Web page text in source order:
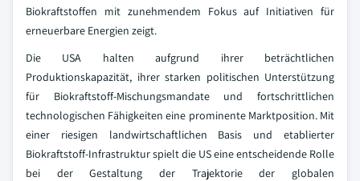
Biokraftstoffen mit zunehmendem Fokus auf Initiativen für
erneuerbare Energien zeigt.
Die USA halten aufgrund ihrer beträchtlichen
Produktionskapazität, ihrer starken politischen Unterstützung
für Biokraftstoff-Mischungsmandate und fortschrittlichen
technologischen Fähigkeiten eine prominente Marktposition. Mit
einer riesigen landwirtschaftlichen Basis und etablierter
Biokraftstoff-Infrastruktur spielt die US eine entscheidende Rolle
bei der Gestaltung der Trajektorie der globalen